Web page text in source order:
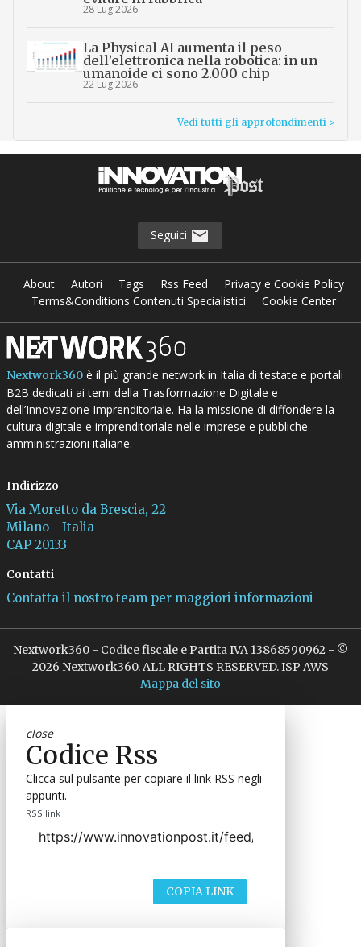
28 Lug 2026
La Physical AI aumenta il peso
dell’elettronica nella robotica: in un
umanoide ci sono 2.000 chip
22 Lug 2026
Vedi tutti gli approfondimenti >
Seguici
About Autori Tags Rss Feed
Privacy e Cookie Policy
Terms&Conditions Contenuti Specialistici
Cookie Center
Nextwork360è il più grande network in Italia di testate e portali
B2B dedicati ai temi della Trasformazione Digitale e
dell’Innovazione Imprenditoriale. Ha la missione di diffondere la
cultura digitale e imprenditoriale nelle imprese e pubbliche
amministrazioni italiane.
Indirizzo
Via Moretto da Brescia, 22
Milano - Italia
CAP 20133
Contatti
Contatta il nostro team per maggiori informazioni
Nextwork360 - Codice fiscale e Partita IVA 13868590962 - ©
2026 Nextwork360. ALL RIGHTS RESERVED. ISP AWS
Mappa del sito
close
Codice Rss
Clicca sul pulsante per copiare il link RSS negli
appunti.
RSS link
COPIA LINK